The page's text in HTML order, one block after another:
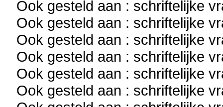
Ook gesteld aan : schriftelijke
Ook gesteld aan : schriftelijke
Ook gesteld aan : schriftelijke
Ook gesteld aan : schriftelijke
Ook gesteld aan : schriftelijke
Ook gesteld aan : schriftelijke